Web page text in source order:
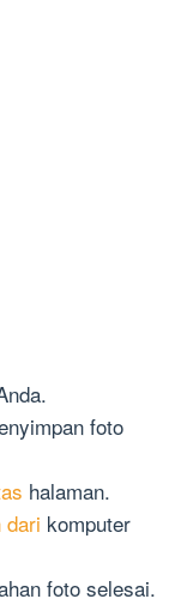
foto
halaman.
dari komputer
foto selesai.